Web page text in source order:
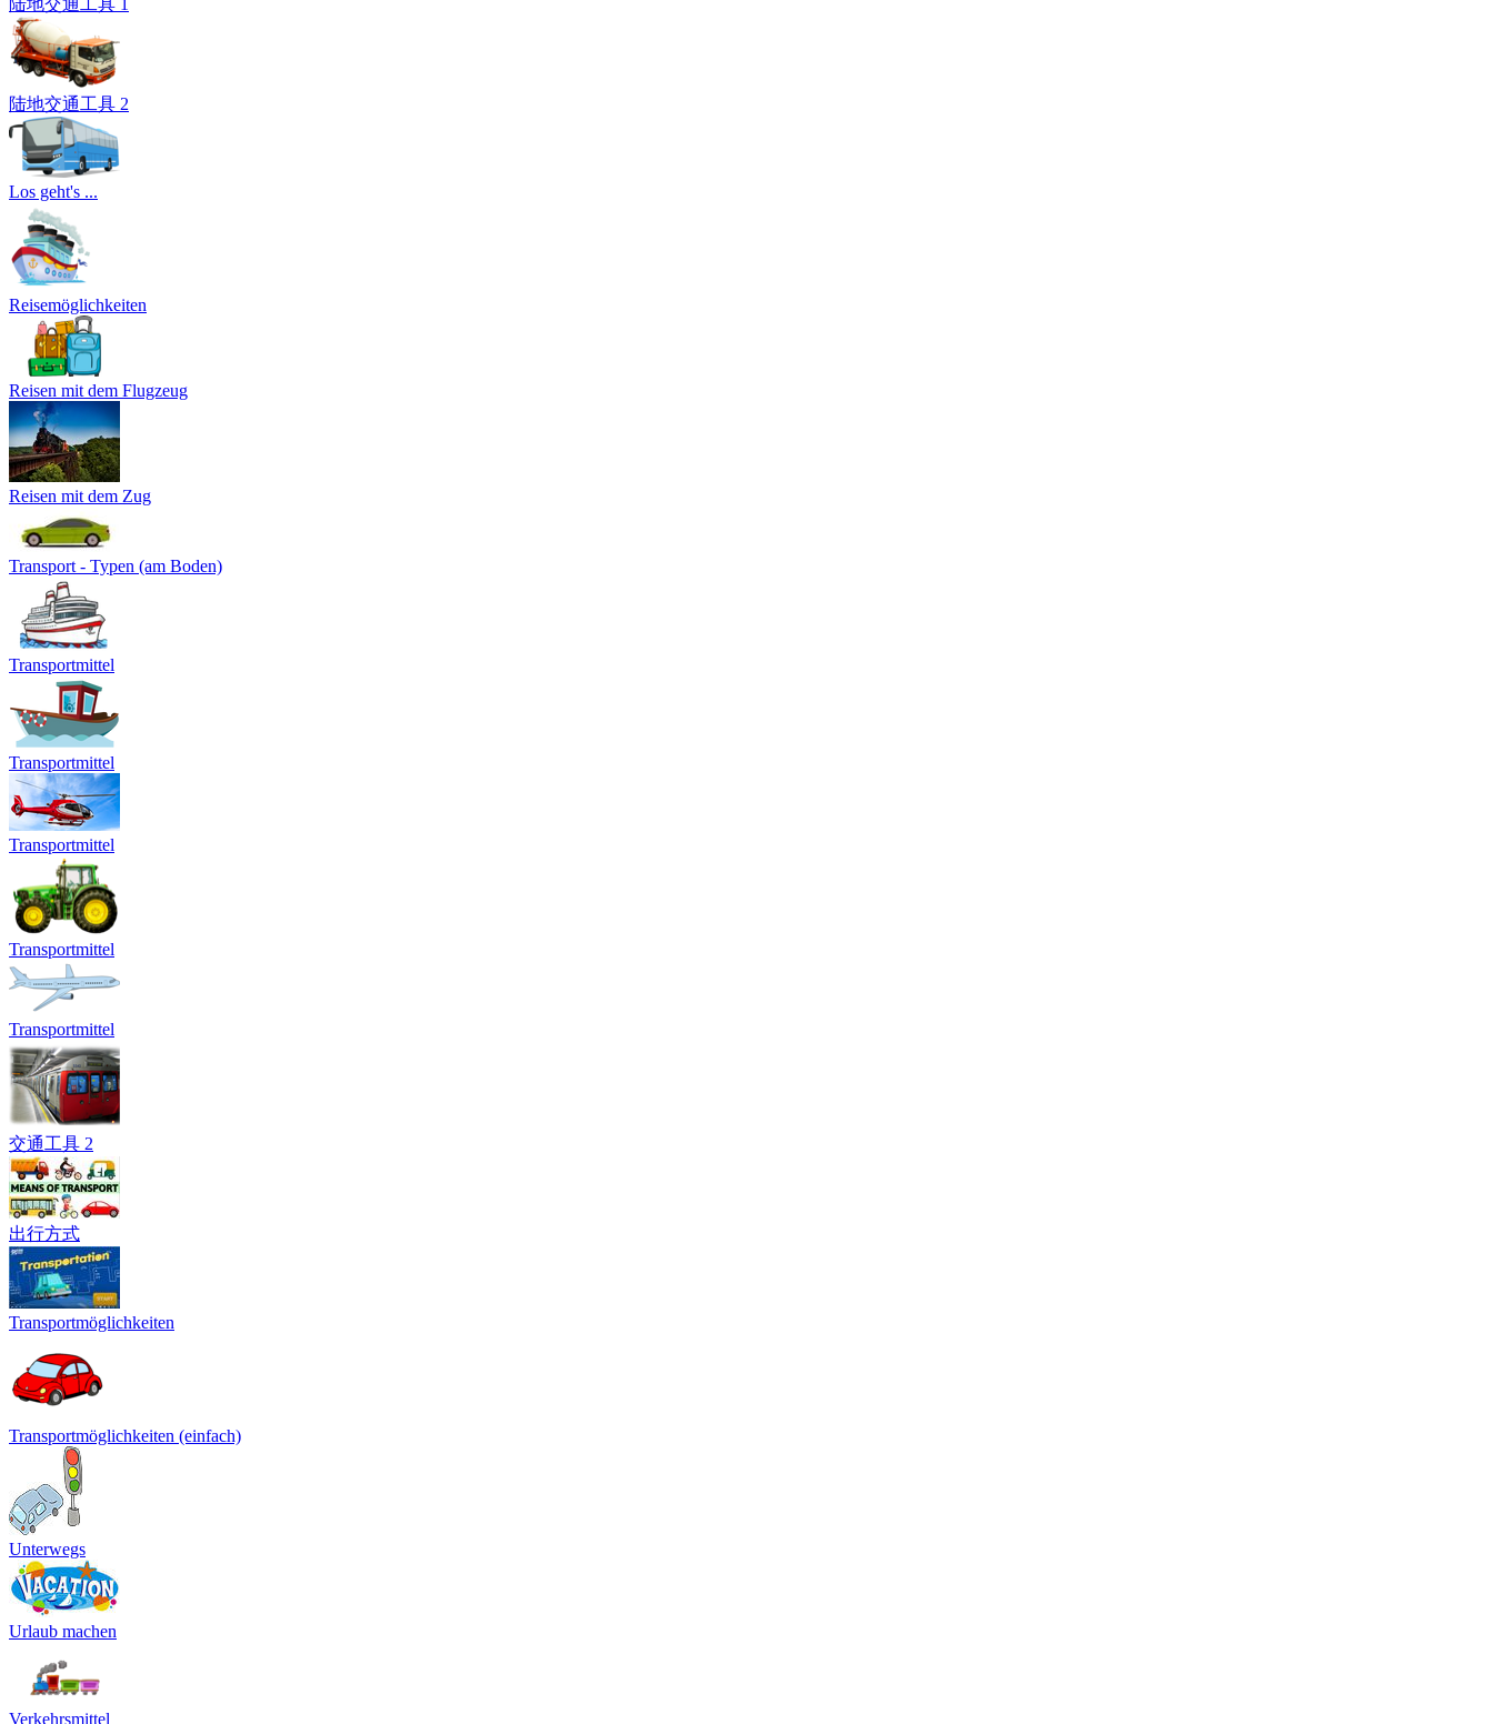
陆地交通工具 2
Los geht's ...
Reisemöglichkeiten
Reisen mit dem Flugzeug
Reisen mit dem Zug
Transport - Typen (am Boden)
Transportmittel
Transportmittel
Transportmittel
Transportmittel
Transportmittel
交通工具 2
出行方式
Transportmöglichkeiten
Transportmöglichkeiten (einfach)
Unterwegs
Urlaub machen
Verkehrsmittel